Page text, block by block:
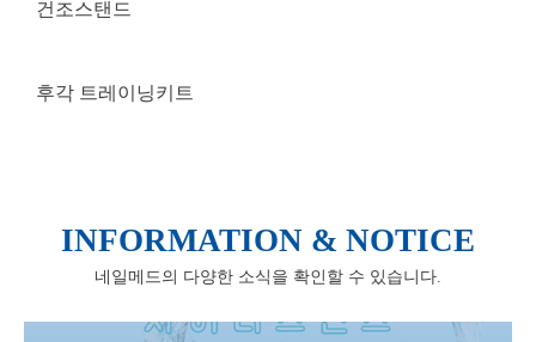
건조스탠드
후각 트레이닝키트
INFORMATION & NOTICE
네일메드의 다양한 소식을 확인할 수 있습니다.